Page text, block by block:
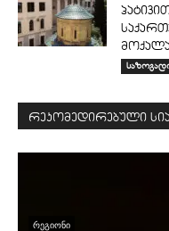
რეკომედირებული
ᲠᲔᲒᲘᲝᲜᲘ